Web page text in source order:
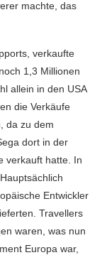
machte, das
verkaufte
1,3 Millionen
allein in den USA
die Verkäufe
da zu dem
dort in der
verkauft hatte. In
Entwickler
Travellers
waren, was nun
Europa war,